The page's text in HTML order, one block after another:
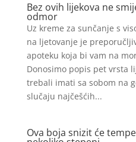
Bez ovih lijekova ne
odmor
Uz kreme za sunčanje s
na ljetovanje je
apoteku koja bi vam na
Donosimo popis pet vrsta
trebali imati sa sobom na
slučaju najčešćih...
Ova boja snizit će